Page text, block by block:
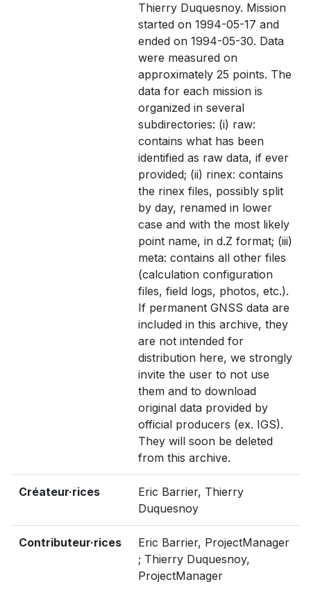
Thierry Duquesnoy. Mission
started on 1994-05-17 and
ended on 1994-05-30. Data
were measured on
approximately 25 points. The
data for each mission is
organized in several
subdirectories: (i) raw:
contains what has been
identified as raw data, if ever
provided; (ii) rinex: contains
the rinex files, possibly split
by day, renamed in lower
case and with the most likely
point name, in d.Z format; (iii)
meta: contains all other files
(calculation configuration
files, field logs, photos, etc.).
If permanent GNSS data are
included in this archive, they
are not intended for
distribution here, we strongly
invite the user to not use
them and to download
original data provided by
official producers (ex. IGS).
They will soon be deleted
from this archive.
Créateur·rices
Eric Barrier, Thierry
Duquesnoy
Contributeur·rices
Eric Barrier, ProjectManager
; Thierry Duquesnoy,
ProjectManager